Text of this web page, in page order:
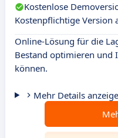
Kostenlose
Kostenpflichtige Version
Online-Lösung für die
Bestand optimieren und
können.
Mehr Details